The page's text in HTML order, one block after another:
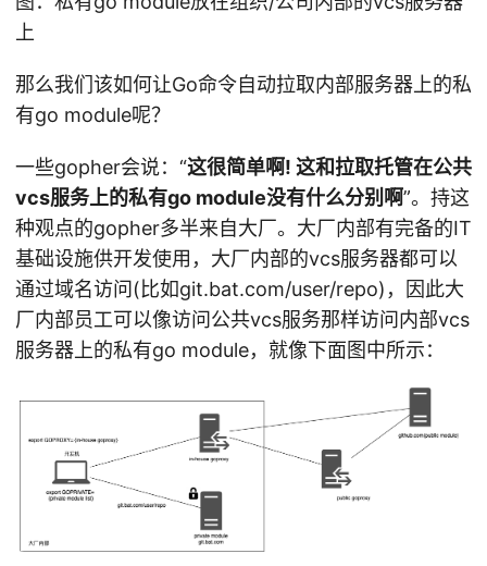
上
那么我们该如何让Go命令自动拉取内部服务器上的私
有go module呢？
一些gopher会说：“这很简单啊! 这和拉取托管在公共
vcs服务上的私有go module没有什么分别啊”。持这
种观点的gopher多半来自大厂。大厂内部有完备的IT
基础设施供开发使用，大厂内部的vcs服务器都可以
通过域名访问(比如git.bat.com/user/repo)，因此大
厂内部员工可以像访问公共vcs服务那样访问内部vcs
服务器上的私有go module，就像下面图中所示：